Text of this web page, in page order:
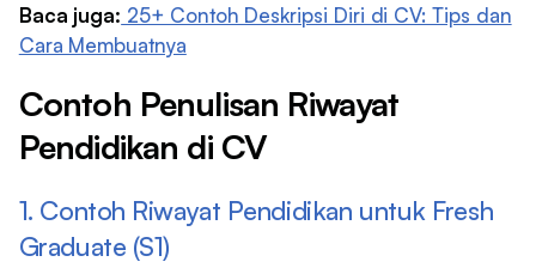
Baca juga: 25+ Contoh Deskripsi Diri di CV: Tips dan
Cara Membuatnya
Contoh Penulisan Riwayat
Pendidikan di CV
1. Contoh Riwayat Pendidikan untuk Fresh
Graduate (S1)